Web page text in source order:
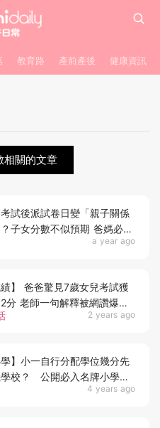
教育路 產前產後 健康資訊
相關的文章
a year ago
考試後派試卷日變「親子關係
子女分數不似預期 爸媽必學
步驟
2 years ago
績】 爸爸驚見7歲女兒考試獲
分 老師一句解釋被網讚爆：
習
4 years ago
學】小一自行分配學位幾分先
校？ 公開必入名牌小學的